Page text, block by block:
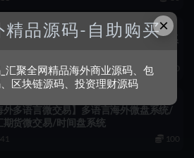
理财
外多语言商城刷单】全新UI多语言抢单系
110
外多语言微交易】多语言海外微盘系统/
期货微交易/时间盘系统
100
×
精品源码-自助购买
汇聚全网精品海外商业源码、包
区块链源码、投资理财源码